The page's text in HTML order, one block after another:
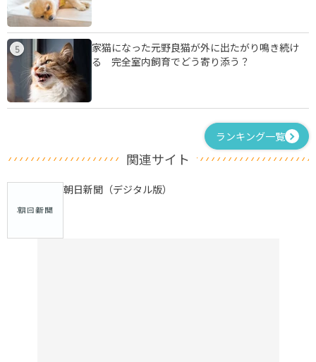
5
家猫になった元野良猫が外に出たがり鳴き続け
る 完全室内飼育でどう寄り添う？
ランキング一覧
関連サイト
朝日新聞（デジタル版）